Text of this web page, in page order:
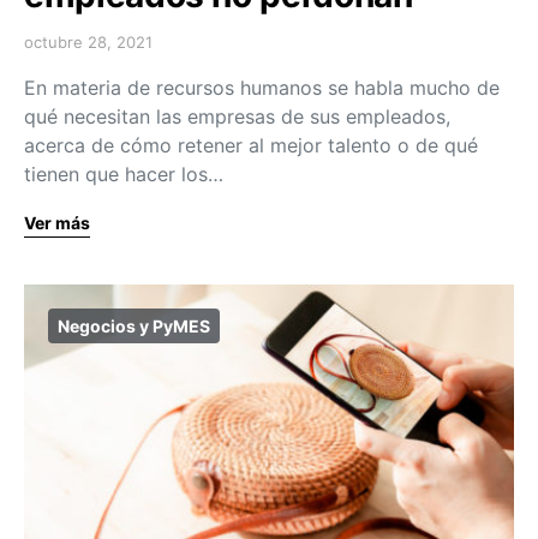
octubre 28, 2021
En materia de recursos humanos se habla mucho de
qué necesitan las empresas de sus empleados,
acerca de cómo retener al mejor talento o de qué
tienen que hacer los…
Ver más
Negocios y PyMES